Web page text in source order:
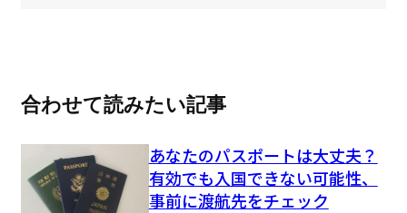
合わせて読みたい記事
あなたのパスポートは大丈夫？
有効でも入国できない可能性、
事前に渡航先をチェック